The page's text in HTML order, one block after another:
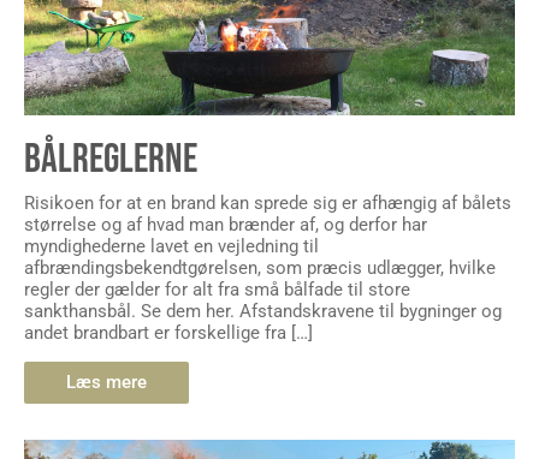
BÅLREGLERNE
Risikoen for at en brand kan sprede sig er afhængig af bålets
størrelse og af hvad man brænder af, og derfor har
myndighederne lavet en vejledning til
afbrændingsbekendtgørelsen, som præcis udlægger, hvilke
regler der gælder for alt fra små bålfade til store
sankthansbål. Se dem her. Afstandskravene til bygninger og
andet brandbart er forskellige fra […]
Læs mere